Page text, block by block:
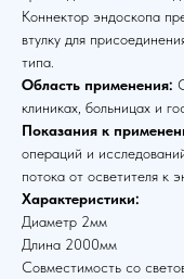
Коннектор эндоскопа
втулку для
типа.
Область применения:
клиниках, больницах и
Показания к
операций и
потока от осветителя к
Характеристики:
Диаметр 2мм
Длина 2000мм
Совместимость со